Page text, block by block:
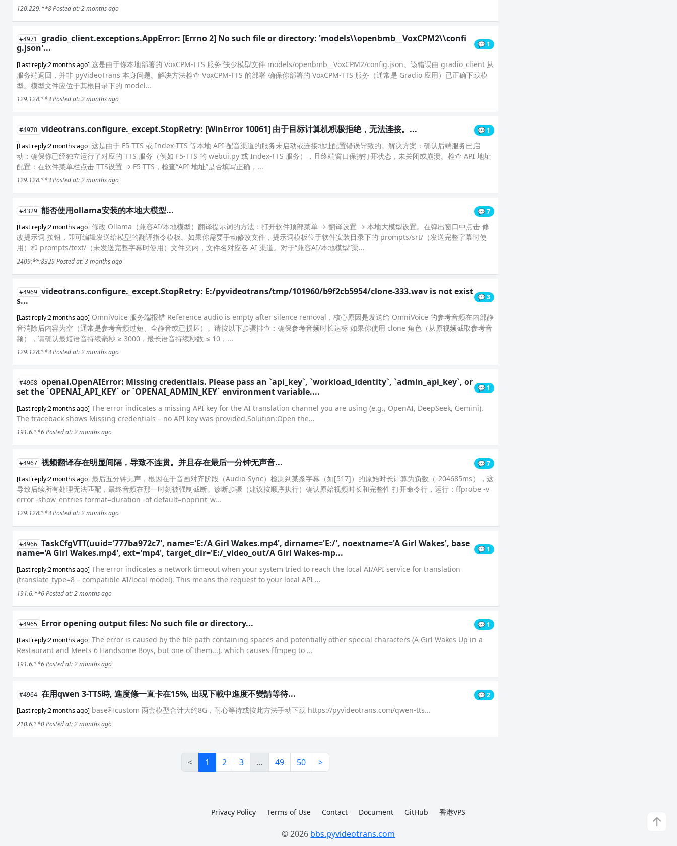
120.229.**8 Posted at: 2 months ago
#4971
gradio_client.exceptions.AppError: [Errno 2] No such file or directory: 'models\\openbmb__VoxCPM2\\confi
g.json'...
💬 1
[Last reply:2 months ago] 这是由于你本地部署的 VoxCPM-TTS 服务 缺少模型文件 models/openbmb__VoxCPM2/config.json。该错误由 gradio_client 从
服务端返回，并非 pyVideoTrans 本身问题。解决方法检查 VoxCPM-TTS 的部署 确保你部署的 VoxCPM-TTS 服务（通常是 Gradio 应用）已正确下载模
型。模型文件应位于其根目录下的 model...
129.128.**3 Posted at: 2 months ago
#4970 videotrans.configure._except.StopRetry: [WinError 10061] 由于目标计算机积极拒绝，无法连接。...
💬 1
[Last reply:2 months ago] 这是由于 F5-TTS 或 Index-TTS 等本地 API 配音渠道的服务未启动或连接地址配置错误导致的。解决方案：确认后端服务已启
动：确保你已经独立运行了对应的 TTS 服务（例如 F5-TTS 的 webui.py 或 Index-TTS 服务），且终端窗口保持打开状态，未关闭或崩溃。检查 API 地址
配置：在软件菜单栏点击 TTS设置 → F5-TTS，检查“API 地址”是否填写正确，...
129.128.**3 Posted at: 2 months ago
#4329 能否使用ollama安装的本地大模型...
💬 7
[Last reply:2 months ago] 修改 Ollama（兼容AI/本地模型）翻译提示词的方法：打开软件顶部菜单 → 翻译设置 → 本地大模型设置。在弹出窗口中点击 修
改提示词 按钮，即可编辑发送给模型的翻译指令模板。如果你需要手动修改文件，提示词模板位于软件安装目录下的 prompts/srt/（发送完整字幕时使
用）和 prompts/text/（未发送完整字幕时使用）文件夹内，文件名对应各 AI 渠道。对于“兼容AI/本地模型”渠...
2409:**:8329 Posted at: 3 months ago
#4969 videotrans.configure._except.StopRetry: E:/pyvideotrans/tmp/101960/b9f2cb5954/clone-333.wav is not exist
s...
💬 3
[Last reply:2 months ago] OmniVoice 服务端报错 Reference audio is empty after silence removal，核心原因是发送给 OmniVoice 的参考音频在内部静
音消除后内容为空（通常是参考音频过短、全静音或已损坏）。请按以下步骤排查：确保参考音频时长达标 如果你使用 clone 角色（从原视频截取参考音
频），请确认最短语音持续毫秒 ≥ 3000，最长语音持续秒数 ≤ 10，...
129.128.**3 Posted at: 2 months ago
#4968 openai.OpenAIError: Missing credentials. Please pass an `api_key`, `workload_identity`, `admin_api_key`, or
set the `OPENAI_API_KEY` or `OPENAI_ADMIN_KEY` environment variable....
💬 1
[Last reply:2 months ago] The error indicates a missing API key for the AI translation channel you are using (e.g., OpenAI, DeepSeek, Gemini).
The traceback shows Missing credentials – no API key was provided.Solution:Open the...
191.6.**6 Posted at: 2 months ago
#4967 视频翻译存在明显间隔，导致不连贯。并且存在最后一分钟无声音...
💬 7
[Last reply:2 months ago] 最后五分钟无声，根因在于音画对齐阶段（Audio-Sync）检测到某条字幕（如[517]）的原始时长计算为负数（-204685ms），这
导致后续所有处理无法匹配，最终音频在那一时刻被强制截断。诊断步骤（建议按顺序执行）确认原始视频时长和完整性 打开命令行，运行：ffprobe -v
error -show_entries format=duration -of default=noprint_w...
129.128.**3 Posted at: 2 months ago
#4966 TaskCfgVTT(uuid='777ba972c7', name='E:/A Girl Wakes.mp4', dirname='E:/', noextname='A Girl Wakes', base
name='A Girl Wakes.mp4', ext='mp4', target_dir='E:/_video_out/A Girl Wakes-mp...
💬 1
[Last reply:2 months ago] The error indicates a network timeout when your system tried to reach the local AI/API service for translation
(translate_type=8 – compatible AI/local model). This means the request to your local API ...
191.6.**6 Posted at: 2 months ago
#4965 Error opening output files: No such file or directory...
💬 1
[Last reply:2 months ago] The error is caused by the file path containing spaces and potentially other special characters (A Girl Wakes Up in a
Restaurant and Meets 6 Handsome Boys, but one of them...), which causes ffmpeg to ...
191.6.**6 Posted at: 2 months ago
#4964 在用qwen 3-TTS時, 進度條一直卡在15%, 出現下載中進度不變請等待...
💬 2
[Last reply:2 months ago] base和custom 两套模型合计大约8G，耐心等待或按此方法手动下载 https://pyvideotrans.com/qwen-tts...
210.6.**0 Posted at: 2 months ago
< 1 2 3 ... 49 50 >
↑
Privacy Policy Terms of Use Contact Document GitHub 香港VPS
© 2026 bbs.pyvideotrans.com